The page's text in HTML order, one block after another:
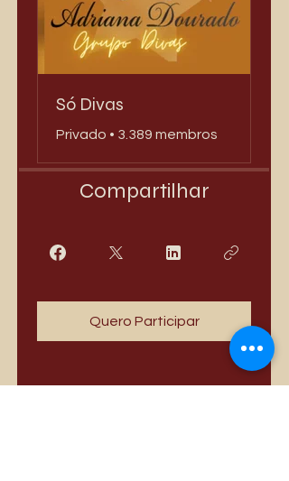
Só Divas
Privado • 3.389 membros
Compartilhar
Quero Participar